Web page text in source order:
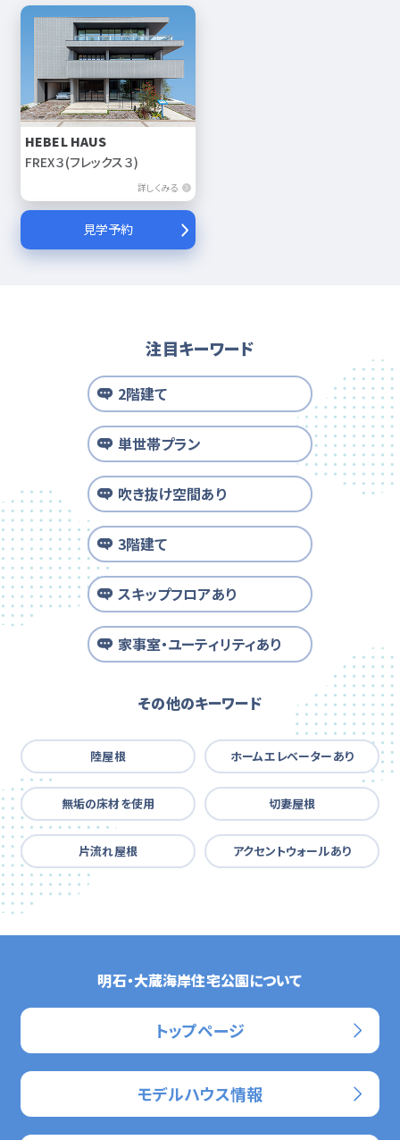
HEBEL HAUS
FREX３(フレックス３)
詳しくみる
見学予約
注目キーワード
2階建て
単世帯プラン
吹き抜け空間あり
3階建て
スキップフロアあり
家事室・ユーティリティあり
その他のキーワード
陸屋根 ホームエレベーターあり
無垢の床材を使用 切妻屋根
片流れ屋根 アクセントウォールあり
明石・大蔵海岸住宅公園について
トップページ
モデルハウス情報